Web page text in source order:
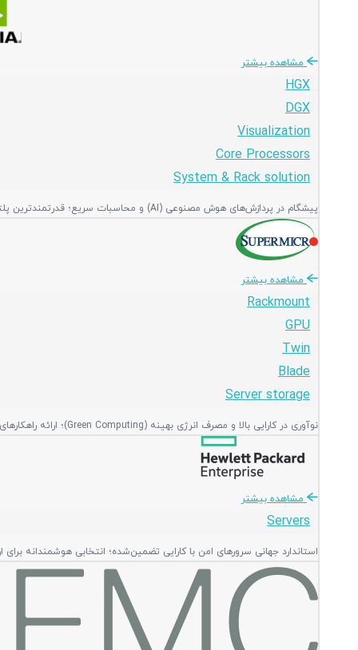
مشاهده بیشتر
HGX
DGX
Visualization
Core Processors
System & Rack solution
پیشگام در پردازش‌های هوش مصنوعی (AI) و محاسبات سریع؛ قدرتمندترین پلتفرم‌های گرافیکی و پردازشی جهان برای دیتاسنترهای مدرن و پیشرفته.
مشاهده بیشتر
Rackmount
GPU
Twin
Blade
Server storage
نوآوری در کارایی بالا و مصرف انرژی بهینه (Green Computing)؛ ارائه راهکارهای منعطف و ماژولار با بالاترین تراکم پردازشی در فضای رک.
مشاهده بیشتر
Servers
استاندارد جهانی سرورهای امن با کارایی تضمین‌شده؛ انتخابی هوشمندانه